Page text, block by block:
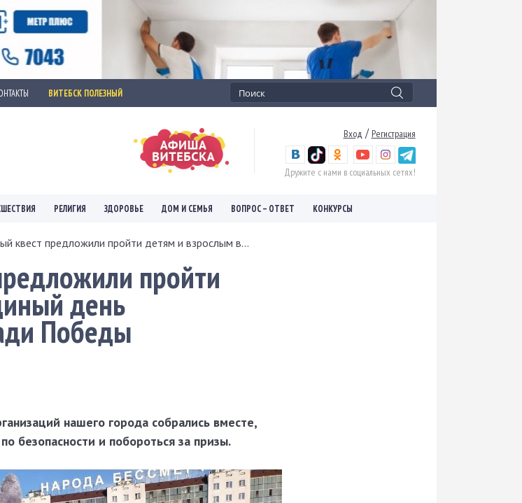
ВИТЕБСК ПОЛЕЗНЫЙ
Вход / Регистрация
Дружите с нами в социальных сетях!
РЕЛИГИЯ ЗДОРОВЬЕ ДОМ И СЕМЬЯ ВОПРОС – ОТВЕТ КОНКУРСЫ
квест предложили пройти детям и взрослым в...
пройти
день
Победы
нашего города собрались вместе,
безопасности и побороться за призы.